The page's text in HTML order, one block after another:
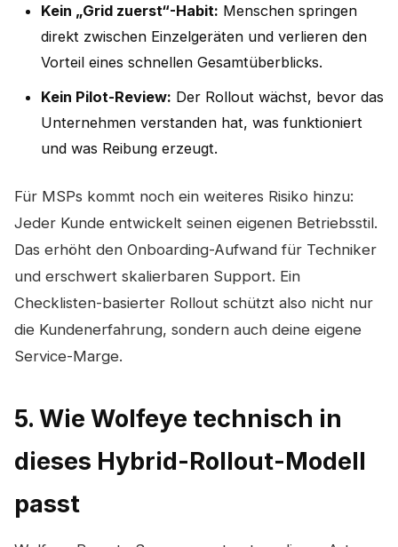
Kein „Grid zuerst“-Habit: Menschen springen
direkt zwischen Einzelgeräten und verlieren den
Vorteil eines schnellen Gesamtüberblicks.
Kein Pilot-Review: Der Rollout wächst, bevor das
Unternehmen verstanden hat, was funktioniert
und was Reibung erzeugt.
Für MSPs kommt noch ein weiteres Risiko hinzu:
Jeder Kunde entwickelt seinen eigenen Betriebsstil.
Das erhöht den Onboarding-Aufwand für Techniker
und erschwert skalierbaren Support. Ein
Checklisten-basierter Rollout schützt also nicht nur
die Kundenerfahrung, sondern auch deine eigene
Service-Marge.
5. Wie Wolfeye technisch in
dieses Hybrid-Rollout-Modell
passt